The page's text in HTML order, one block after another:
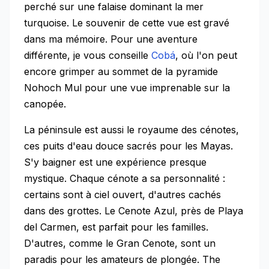
perché sur une falaise dominant la mer
turquoise. Le souvenir de cette vue est gravé
dans ma mémoire. Pour une aventure
différente, je vous conseille Cobá, où l'on peut
encore grimper au sommet de la pyramide
Nohoch Mul pour une vue imprenable sur la
canopée.
La péninsule est aussi le royaume des cénotes,
ces puits d'eau douce sacrés pour les Mayas.
S'y baigner est une expérience presque
mystique. Chaque cénote a sa personnalité :
certains sont à ciel ouvert, d'autres cachés
dans des grottes. Le Cenote Azul, près de Playa
del Carmen, est parfait pour les familles.
D'autres, comme le Gran Cenote, sont un
paradis pour les amateurs de plongée. The